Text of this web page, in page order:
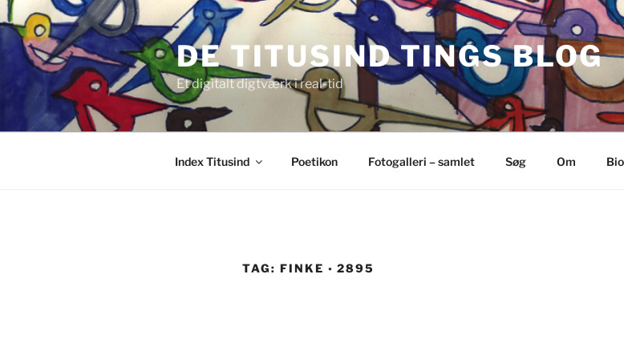
Videre
til
indhold
DE TITUSIND TINGS BLOG
Et digitalt digtværk i real-tid
Index Titusind Poetikon Fotogalleri – samlet Søg Om Bio
TAG: FINKE ◦ 2895